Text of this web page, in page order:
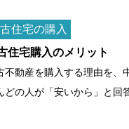
住宅の購入
住宅購入のメリット
不動産を購入する理由を、
どの人が「安いから」と回